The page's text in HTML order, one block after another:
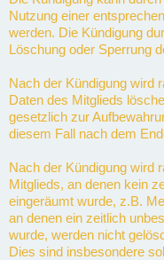
Nutzung einer
werden. Die Kündigung
Löschung oder Sperrung
Nach der Kündigung wird
Daten des Mitglieds
gesetzlich zur
diesem Fall nach dem
Nach der Kündigung wird
Mitglieds, an denen kein
eingeräumt wurde, z.B.
an denen ein zeitlich
wurde, werden nicht
Dies sind insbesondere